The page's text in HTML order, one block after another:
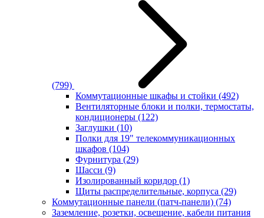
(799)
Коммутационные шкафы и стойки (492)
Вентиляторные блоки и полки, термостаты,
кондиционеры (122)
Заглушки (10)
Полки для 19" телекоммуникационных
шкафов (104)
Фурнитура (29)
Шасси (9)
Изолированный коридор (1)
Щиты распределительные, корпуса (29)
Коммутационные панели (патч-панели) (74)
Заземление, розетки, освещение, кабели питания